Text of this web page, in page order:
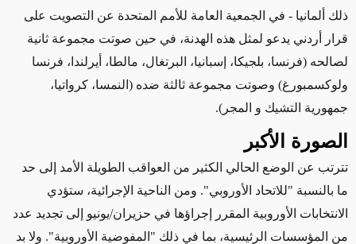
ذلك ألمانيا - في الجمعية العامة للأمم المتحدة عن التصويت على
قرار أردني يدعو لمثل هذه الهدنة، في حين صوتت مجموعة ثانية
لصالحه (فرنسا، بلجيكا، إسبانيا، البرتغال، مالطا، أيرلندا، فرنسا
ولوكسمبورغ) وصوتت مجموعة ثالثة ضده (النمسا، كرواتيا،
جمهورية التشيك و المجر).
الصورة الأكبر
تترتب عن الوضع الحالي الكثير من العواقب الطويلة الأمد إلى حد
ما بالنسبة "للاتحاد الأوروبي". ومن الناحية الإجرائية، ستؤدي
الانتخابات الأوروبية المقرر إجراؤها في حزيران/يونيو إلى تجديد عدد
من المؤسسات الرئيسية، بما في ذلك " المفوضية الأوروبية". ولا بد